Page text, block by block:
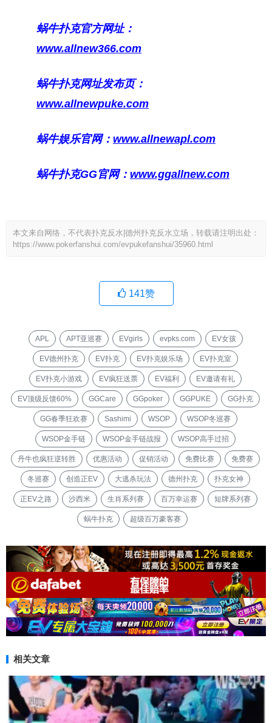
蜗牛扑克官方网址：
www.allnew366.com
蜗牛扑克网址发布页：
www.allnewpuke.com
蜗牛娱乐官网： www.allnewapl.com
蜗牛扑克GG官网： www.ggallnew.com
本文来自网络，不代表扑克反水|德州扑克反水立场，转载请注明出处：
https://www.pokerfanshui.com/evpukefanshui/35960.html
141赞
APL APT亚巡赛 EVgirls evpks.com EV女孩
EV德州扑克 EV扑克 EV扑克娱乐场 EV扑克室
EV扑克小游戏 EV疯狂送票 EV福利 EV邀请有礼
EV顶级反馈60% GGCare GGpoker GGPUKE GG扑克
GG春季狂欢赛 Sashimi WSOP WSOP冬巡赛
WSOP金手链 WSOP金手链战报 WSOP高手过招
丹牛也疯狂逆转胜 优惠活动 促销活动 免费比赛 免费赛
冬巡赛 创造正EV 大逃杀玩法 德州扑克 扑克女神
正EV之路 沙西米 生肖系列赛 百万幸运赛 短牌系列赛
蜗牛扑克 超级百万豪客赛
相关文章